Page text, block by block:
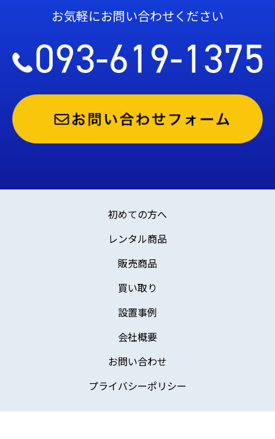
お気軽にお問い合わせください
初めての方へ
レンタル商品
販売商品
買い取り
設置事例
会社概要
お問い合わせ
プライバシーポリシー